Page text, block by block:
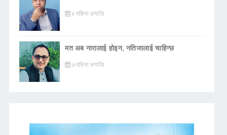
४ महिना अगाडि
मत अब नारालाई होइन, नतिजालाई चाहिन्छ
७ महिना अगाडि